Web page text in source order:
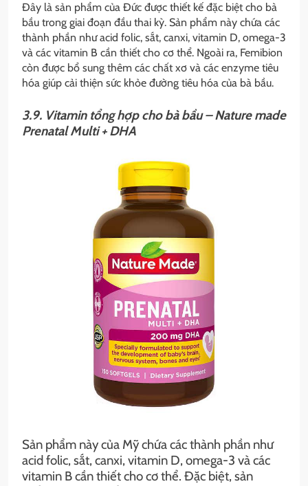
Đây là sản phẩm của Đức được thiết kế đặc biệt cho bà
bầu trong giai đoạn đầu thai kỳ. Sản phẩm này chứa các
thành phần như acid folic, sắt, canxi, vitamin D, omega-3
và các vitamin B cần thiết cho cơ thể. Ngoài ra, Femibion
còn được bổ sung thêm các chất xơ và các enzyme tiêu
hóa giúp cải thiện sức khỏe đường tiêu hóa của bà bầu.
3.9. Vitamin tổng hợp cho bà bầu – Nature made
Prenatal Multi + DHA
Sản phẩm này của Mỹ chứa các thành phần như
acid folic, sắt, canxi, vitamin D, omega-3 và các
vitamin B cần thiết cho cơ thể. Đặc biệt, sản